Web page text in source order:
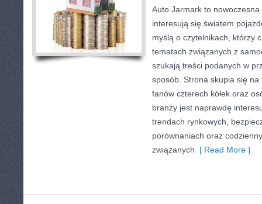
Auto Jarmark to
interesują się światem
myślą o czytelnikach, którzy
tematach związanych z
szukają treści podanych w
sposób. Strona skupia się
fanów czterech kółek oraz
branży jest naprawdę
trendach rynkowych,
porównaniach oraz
związanych [ Read More ]